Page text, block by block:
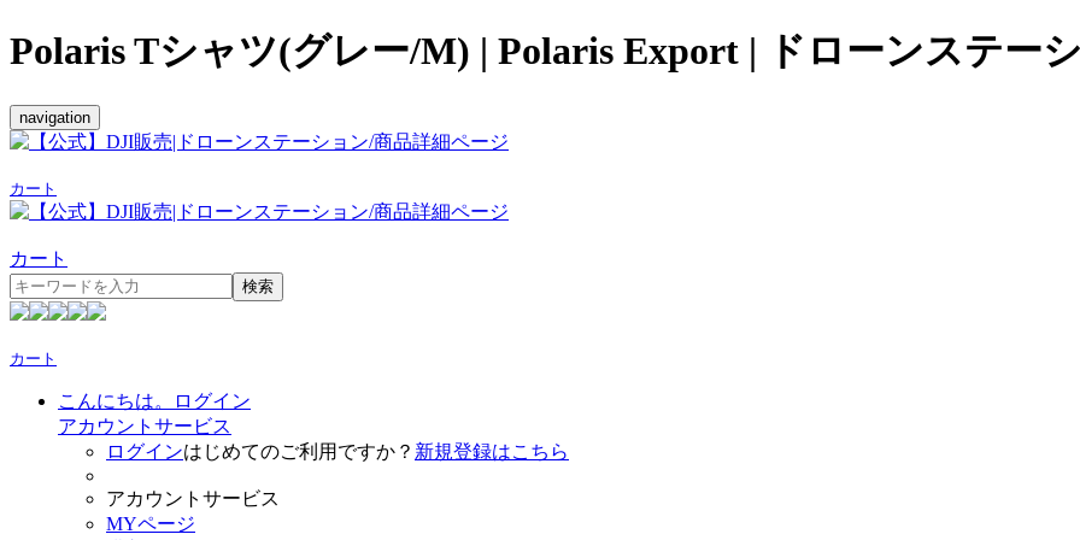
Polaris Tシャツ(グレー/M) | Polaris Export | ドローンステー
navigation
カート
カート
検索
カート
こんにちは。ログイン
アカウントサービス
ログインはじめてのご利用ですか？ 新規登録はこちら
アカウントサービス
MYページ